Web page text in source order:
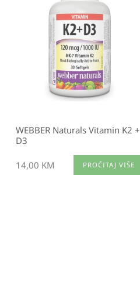
WEBBER Naturals Vitamin K2 +
D3
14,00 KM PROČITAJ VIŠE